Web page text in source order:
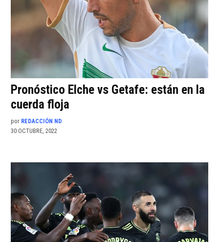
Pronóstico Elche vs Getafe: están en la
cuerda floja
por REDACCIÓN ND
30 OCTUBRE, 2022